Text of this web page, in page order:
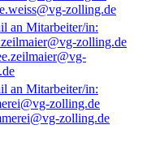
zolling.de
zolling.de